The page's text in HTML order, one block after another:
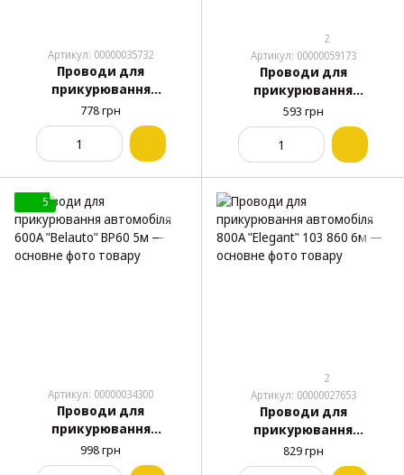
Артикул: 00000035732
Проводи для
прикурювання
автомобіля 500А
"Belauto" BP50 3.5м
778 грн
2
Артикул: 00000059173
Проводи для
прикурювання
автомобіля 600А
"Elegant" 103 650 5м
593 грн
5
Артикул: 00000034300
Проводи для
прикурювання
автомобіля 600А
"Belauto" BP60 5м
998 грн
2
Артикул: 00000027653
Проводи для
прикурювання
автомобіля 800А
"Elegant" 103 860 6м
829 грн